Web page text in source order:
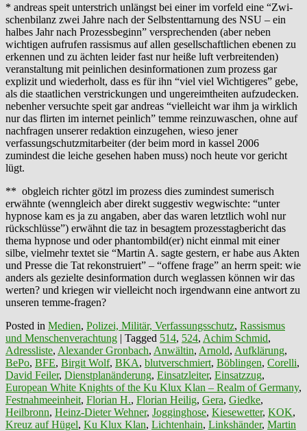
* andreas speit unterstrich unlängst bei einer im vorfeld eine “Zwi­
schen­bi­lanz zwei Jahre nach der Selbst­ent­tar­nung des NSU – ein
hal­bes Jahr nach Pro­zess­be­ginn” versprechenden (aber neben
wichtigen aufrufen rassismus auf allen gesellschaftlichen ebenen zu
erkennen und zu ächten leider fast nur heiße luft verbreitenden)
veranstaltung mit peinlichen desinformationen zum prozess gar
explizit und wiederholt, dass es für ihn “viel viel Wichtigeres” gebe,
als die staatlichen verstrickungen und ungereimtheiten aufzudecken.
nebenher versuchte speit gar andreas “vielleicht war ihm ja wirklich
nur das flirten im internet peinlich” temme reinzuwaschen, ohne auf
nachfragen unserer redaktion einzugehen, wieso jener
verfassungschutzmitarbeiter (der beim mord in kassel 2006
zumindest die leiche gesehen haben muss) noch heute vor gericht
lügt.
** obgleich richter götzl im prozess dies zumindest sumerisch
erwähnte (wenngleich aber direkt suggestiv wegwischte: “unter
hypnose kam es ja zu angaben, aber das waren letztlich wohl nur
rückschlüsse”) erwähnt die taz in besagtem prozesstagbericht das
thema hypnose und oder phantombild(er) nicht einmal mit einer
silbe, vielmehr textet sie “Martin A. sagte gestern, er habe aus Akten
und Presse die Tat rekonstruiert” – “offene frage” an herrn speit: wie
anders als gezielte desinformation durch weglassen können wir das
werten? und kriegen wir vielleicht noch irgendwann eine antwort zu
unseren temme-fragen?
Posted in Medien, Polizei, Militär, Verfassungsschutz, Rassismus
und Menschenverachtung | Tagged 514, 524, Achim Schmid,
Adressliste, Alexander Gronbach, Anwältin, Arnold, Aufklärung,
BePo, BFE, Birgit Wolf, BKA, blutverschmiert, Böblingen, Corelli,
David Feiler, Dienstplanänderung, Einsatzleiter, Einsatzzug,
European White Knights of the Ku Klux Klan – Realm of Germany,
Festnahmeeinheit, Florian H., Florian Heilig, Gera, Giedke,
Heilbronn, Heinz-Dieter Wehner, Jogginghose, Kiesewetter, KOK,
Kreuz auf Hügel, Ku Klux Klan, Lichtenhain, Linkshänder, Martin